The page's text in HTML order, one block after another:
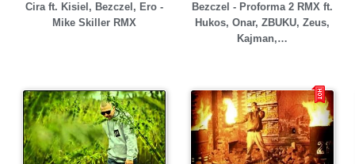
Cira ft. Kisiel, Bezczel, Ero -
Mike Skiller RMX
Bezczel - Proforma 2 RMX ft.
Hukos, Onar, ZBUKU, Zeus,
Kajman,…